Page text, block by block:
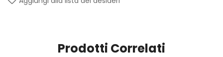
Prodotti Correlati